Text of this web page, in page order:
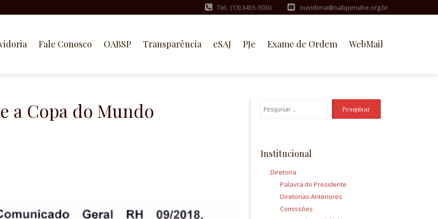
Tel.: (13) 3455-3030 ouvidoria@oabperuibe.org.br
Fale Conosco OABSP Transparência eSAJ PJe Exame de Ordem WebMail
a Copa do Mundo
Institucional
Diretoria
Palavra do Presidente
Diretorias Anteriores
Comissões